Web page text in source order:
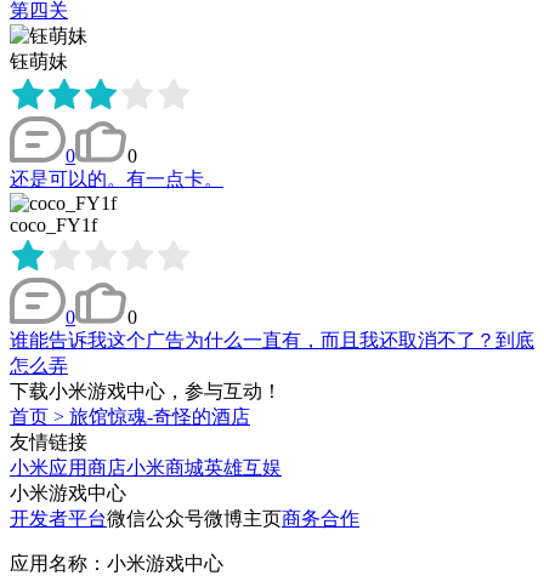
第四关
钰萌妹
0
0
还是可以的。有一点卡。
coco_FY1f
0
0
谁能告诉我这个广告为什么一直有，而且我还取消不了？到底
怎么弄
下载小米游戏中心，参与互动！
首页 > 旅馆惊魂-奇怪的酒店
友情链接
小米应用商店小米商城英雄互娱
小米游戏中心
开发者平台微信公众号微博主页商务合作
应用名称：小米游戏中心